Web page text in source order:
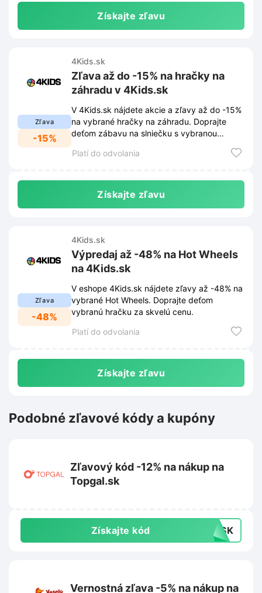
Získajte zľavu
Zľava
-15%
4Kids.sk
Zľava až do -15% na hračky na
záhradu v 4Kids.sk
V 4Kids.sk nájdete akcie a zľavy až do -15%
na vybrané hračky na záhradu. Doprajte
deťom zábavu na slniečku s vybranou
Platí do odvolania
Získajte zľavu
Zľava
-48%
4Kids.sk
Výpredaj až -48% na Hot Wheels
na 4Kids.sk
V eshope 4Kids.sk nájdete zľavy až -48% na
vybrané Hot Wheels. Doprajte deťom
vybranú hračku za skvelú cenu.
Platí do odvolania
Získajte zľavu
Podobné zľavové kódy a kupóny
Zľavový kód -12% na nákup na
Topgal.sk
Získajte kód 12SK
Vernostná zľava -5% na nákup na